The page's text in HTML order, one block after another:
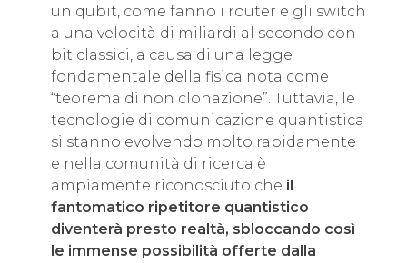
un qubit, come fanno i router e gli switch
a una velocità di miliardi al secondo con
bit classici, a causa di una legge
fondamentale della fisica nota come
“teorema di non clonazione”. Tuttavia, le
tecnologie di comunicazione quantistica
si stanno evolvendo molto rapidamente
e nella comunità di ricerca è
ampiamente riconosciuto che il
fantomatico ripetitore quantistico
diventerà presto realtà, sbloccando così
le immense possibilità offerte dalla